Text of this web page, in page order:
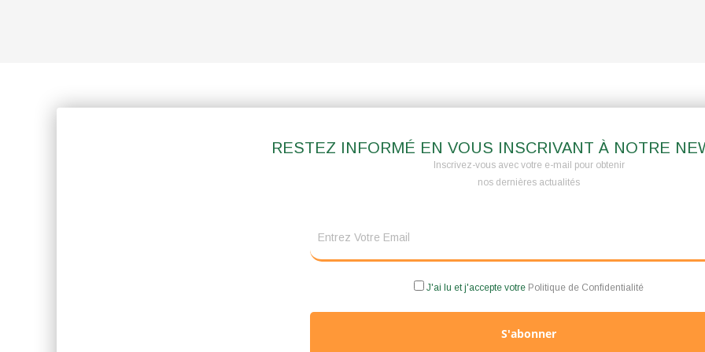
RESTEZ INFORMÉ EN VOUS INSCRIVANT À NOTRE
Inscrivez-vous avec votre e-mail pour obtenir
nos dernières actualités
J'ai lu et j'accepte votre Politique de Confidentialité
S'abonner